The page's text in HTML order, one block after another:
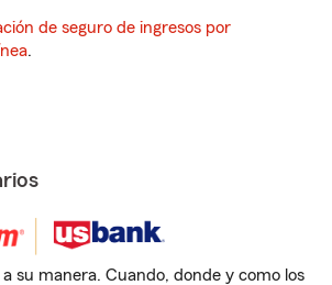
de seguro de ingresos por
.
su manera. Cuando, donde y como los